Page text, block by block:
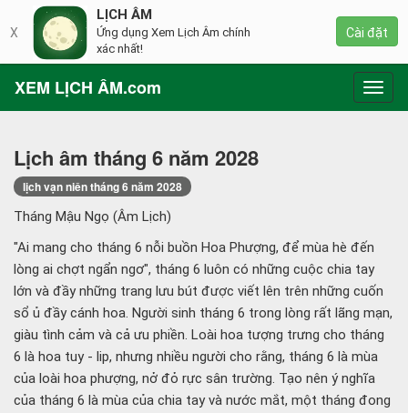
XEM LỊCH ÂM.com
Lịch âm tháng 6 năm 2028
lịch vạn niên tháng 6 năm 2028
Tháng Mậu Ngọ (Âm Lịch)
"Ai mang cho tháng 6 nỗi buồn Hoa Phượng, để mùa hè đến
lòng ai chợt ngẩn ngơ", tháng 6 luôn có những cuộc chia tay
lớn và đầy những trang lưu bút được viết lên trên những cuốn
sổ ủ đầy cánh hoa. Người sinh tháng 6 trong lòng rất lãng mạn,
giàu tình cảm và cả ưu phiền. Loài hoa tượng trưng cho tháng
6 là hoa tuy - lip, nhưng nhiều người cho rằng, tháng 6 là mùa
của loài hoa phượng, nở đỏ rực sân trường. Tạo nên ý nghĩa
của tháng 6 là mùa của chia tay và nước mắt, một tháng đong
X
LỊCH ÂM
Ứng dụng Xem Lịch Âm chính
xác nhất!
Cài đặt